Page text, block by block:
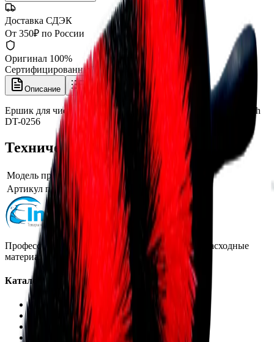
Доставка СДЭК
От 350₽ по России
Оригинал 100%
Сертифицированный товар
Описание Характеристики
Ершик для чистки автомобильных дисков Detail Wheel Brush
DT-0256
Технические характеристики
Модель производителя
Wheel Brush
Артикул производителя
DT-0256
Профессиональная автохимия, оборудование и расходные
материалы для детейлинга.
Каталог
Автохимия
Оборудование
Расходные материалы
Инструменты